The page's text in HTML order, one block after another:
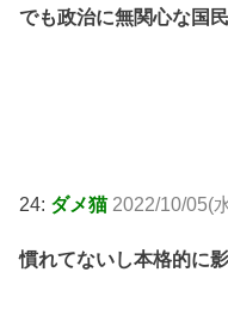
でも政治に無関心な国
24: ダメ猫 2022/10/05(
慣れてないし本格的に